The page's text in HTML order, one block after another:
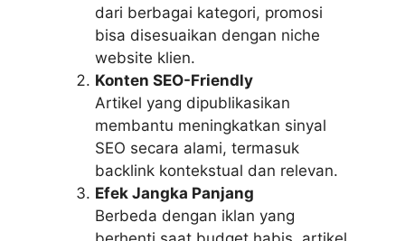
dari berbagai kategori, promosi
bisa disesuaikan dengan niche
website klien.
Konten SEO-Friendly
Artikel yang dipublikasikan
membantu meningkatkan sinyal
SEO secara alami, termasuk
backlink kontekstual dan relevan.
Efek Jangka Panjang
Berbeda dengan iklan yang